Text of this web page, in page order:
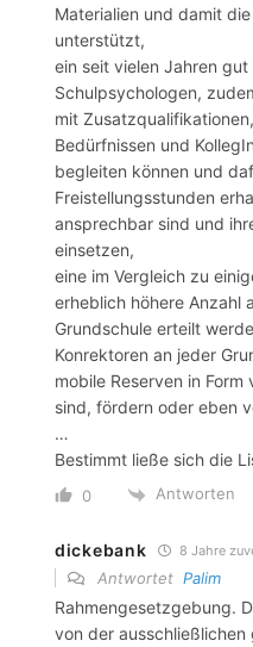
Materialien und damit
unterstützt,
ein seit vielen Jahren
Schulpsychologen,
mit
Bedürfnissen und
begleiten können und
Freistellungsstunden
ansprechbar sind und
einsetzen,
eine im Vergleich zu
erheblich höhere Anzahl
Grundschule erteilt
Konrektoren an jeder
mobile Reserven in
sind, fördern oder eben
…
Bestimmt ließe sich die
0 Antworten
dickebank 8 Jahre
Antwortet Palim
Rahmengesetzgebung.
von der